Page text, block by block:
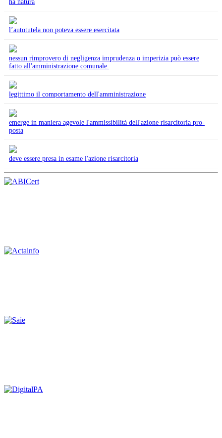
ha natura
l’autotutela non poteva essere esercitata
nessun rimprovero di negligenza imprudenza o imperizia può essere
fatto all'amministrazione comunale.
legittimo il comportamento dell'amministrazione
emerge in maniera agevole l'ammissibilità dell'azione risarcitoria pro-
posta
deve essere presa in esame l'azione risarcitoria